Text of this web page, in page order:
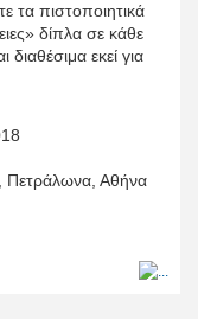
τα πιστοποιητικά
δίπλα σε κάθε
διαθέσιμα εκεί για
Αθήνα